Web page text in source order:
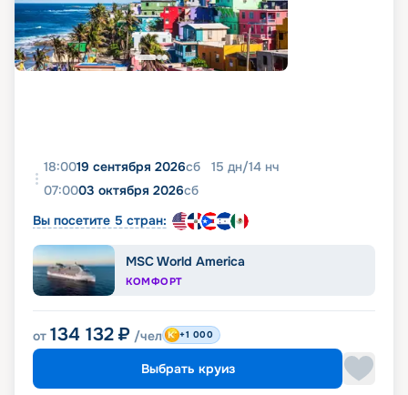
18:0019 сентября 2026сб 15 дн/14 нч
07:0003 октября 2026сб
Вы посетите 5 стран:
MSC World America
КОМФОРТ
от 134 132 ₽ /чел +1 000
Выбрать круиз